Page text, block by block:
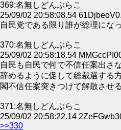
369:名無しどんぶらこ
25/09/02 20:58:08.54
自民党である限り誰が総理にな
370:名無しどんぶらこ
25/09/02 20:58:18.54
自民も自民で何で不信任案出さ
辞めるように促して総裁選する
閣不信任案突きつけて解散させ
371:名無しどんぶらこ
25/09/02 20:58:22.14
>>330